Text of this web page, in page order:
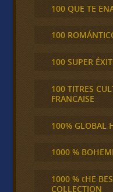
100 QUE TE
100
100 SUPER
100 TITRES
FRANCAISE
100% GLOBAL
1000 %
1000 % tHE
COLLECTION